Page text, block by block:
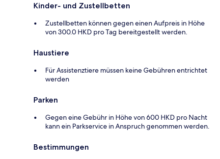
Kinder- und Zustellbetten
Zustellbetten können gegen einen Aufpreis in Höhe
von 300.0 HKD pro Tag bereitgestellt werden.
Haustiere
Für Assistenztiere müssen keine Gebühren entrichtet
werden
Parken
Gegen eine Gebühr in Höhe von 600 HKD pro Nacht
kann ein Parkservice in Anspruch genommen werden.
Bestimmungen